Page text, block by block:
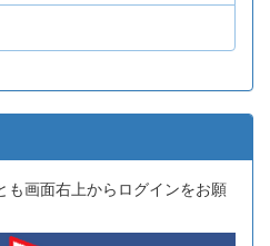
も画面右上からログインをお願